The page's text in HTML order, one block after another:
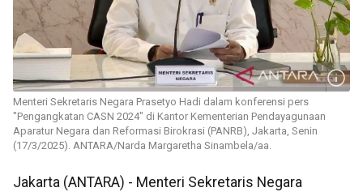
Menteri Sekretaris Negara Prasetyo Hadi dalam konferensi pers
"Pengangkatan CASN 2024" di Kantor Kementerian Pendayagunaan
Aparatur Negara dan Reformasi Birokrasi (PANRB), Jakarta, Senin
(17/3/2025). ANTARA/Narda Margaretha Sinambela/aa.
Jakarta (ANTARA) - Menteri Sekretaris Negara